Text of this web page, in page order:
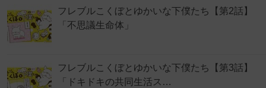
フレブルこくぼとゆかいな下僕たち【第2話】
「不思議生命体」
フレブルこくぼとゆかいな下僕たち【第3話】
「ドキドキの共同生活ス…